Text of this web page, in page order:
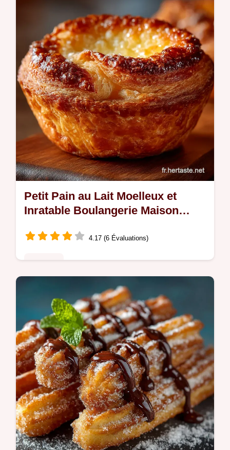
au chocolat et banane Obtenez des biscuits
moelleux garantis dignes dune bonne
boulangerie parfaits pour une…
Petit Pain au Lait Moelleux et
Inratable Boulangerie Maison
4.17 (6 Évaluations)
Oubliez lindustriel Ces petits pains au lait
ultra moelleux sont la base de la
boulangerie maison Une mie
incroyablement tendre et une croûte dorée
Réussite…